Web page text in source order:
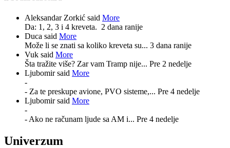
Aleksandar Zorkić said More
Da: 1, 2, 3 i 4 kreveta. 2 dana ranije
Duca said More
Može li se znati sa koliko kreveta su... 3 dana ranije
Vuk said More
Šta tražite više? Zar vam Tramp nije... Pre 2 nedelje
Ljubomir said More
-
- Za te preskupe avione, PVO sisteme,... Pre 4 nedelje
Ljubomir said More
-
- Ako ne računam ljude sa AM i... Pre 4 nedelje
Univerzum